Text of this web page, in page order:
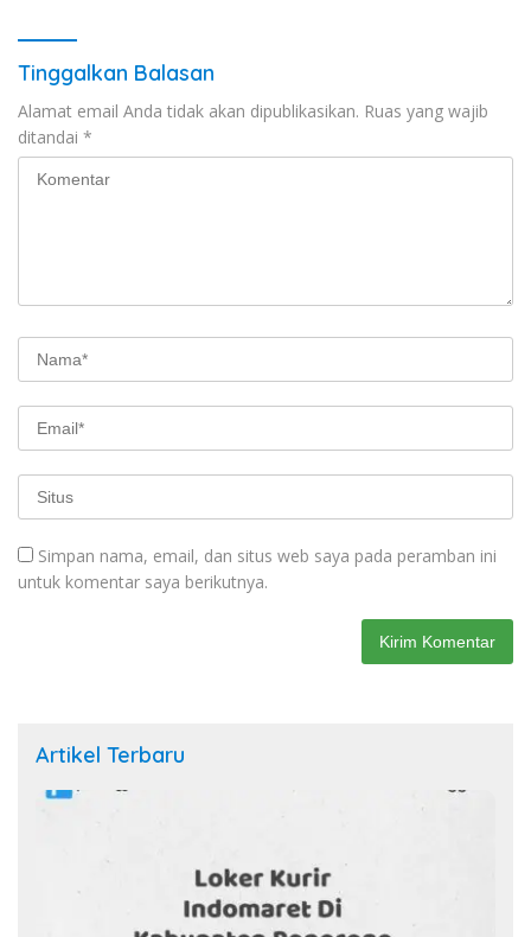
Tinggalkan Balasan
Alamat email Anda tidak akan dipublikasikan. Ruas yang wajib
ditandai *
Simpan nama, email, dan situs web saya pada peramban ini
untuk komentar saya berikutnya.
Artikel Terbaru